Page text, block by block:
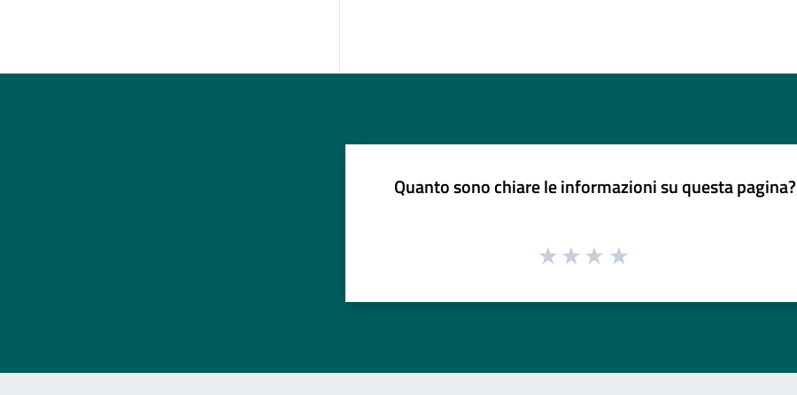
Quanto sono chiare le informazioni su questa pagina?